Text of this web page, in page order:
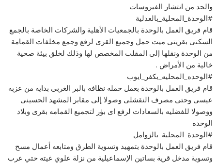
والحد من انتشار الفيروسات
#الوحدة_المحلية_بالعدلية
قام فريق العمل بالوحدة بالجمعيات الأهلية والشركات الخاصة بالجمع
السكنى بقريتى ميت حمل وجميع القرى لرفع وجمع مخلفات القمامة
من الوحدة ونقلها إلى المقلب المخصص لها وذلك لخلق بيئة صحية
خالية من الأمراض .
#الوحده_المحليه_بكفر_ايوب
قام فريق العمل بالوحدة بعمل حمله نظافه بالبر الغربى بدايه من عزبه
عيسى وحتى مصرف النقشلى وصولا إلى مقابر المشهد الحسينى
ووصولا للفضليه بالسعادات لرفع اى بؤر لتجميع القمامه بقرى وبلاد
الوحده
#الوحدة_المحلية_بالزوامل
قام فريق العمل بالوحدة بتمهيد وتسوية الطرق ومتابعه أعمال مسح
وتسوية مدخل قرية بساتين الإسماعيلية من نزلة علوي غيته حتي عرب